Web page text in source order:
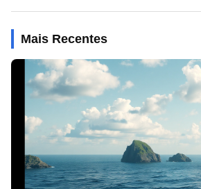
Mais Recentes